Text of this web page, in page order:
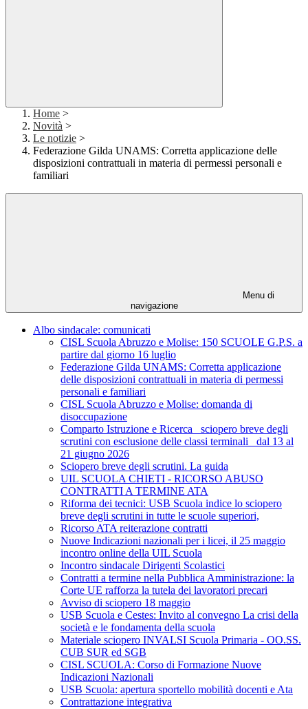
Home >
Novità >
Le notizie >
Federazione Gilda UNAMS: Corretta applicazione delle
disposizioni contrattuali in materia di permessi personali e
familiari
Menu di
navigazione
Albo sindacale: comunicati
CISL Scuola Abruzzo e Molise: 150 SCUOLE G.P.S. a
partire dal giorno 16 luglio
Federazione Gilda UNAMS: Corretta applicazione
delle disposizioni contrattuali in materia di permessi
personali e familiari
CISL Scuola Abruzzo e Molise: domanda di
disoccupazione
Comparto Istruzione e Ricerca_ sciopero breve degli
scrutini con esclusione delle classi terminali_ dal 13 al
21 giugno 2026
Sciopero breve degli scrutini. La guida
UIL SCUOLA CHIETI - RICORSO ABUSO
CONTRATTI A TERMINE ATA
Riforma dei tecnici: USB Scuola indice lo sciopero
breve degli scrutini in tutte le scuole superiori,
Ricorso ATA reiterazione contratti
Nuove Indicazioni nazionali per i licei, il 25 maggio
incontro online della UIL Scuola
Incontro sindacale Dirigenti Scolastici
Contratti a termine nella Pubblica Amministrazione: la
Corte UE rafforza la tutela dei lavoratori precari
Avviso di sciopero 18 maggio
USB Scuola e Cestes: Invito al convegno La crisi della
società e le fondamenta della scuola
Materiale sciopero INVALSI Scuola Primaria - OO.SS.
CUB SUR ed SGB
CISL SCUOLA: Corso di Formazione Nuove
Indicazioni Nazionali
USB Scuola: apertura sportello mobilità docenti e Ata
Contrattazione integrativa